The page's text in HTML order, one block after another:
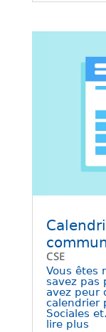
CSE
Vous êtes
savez pas
avez peur
calendrier
Sociales
lire plus